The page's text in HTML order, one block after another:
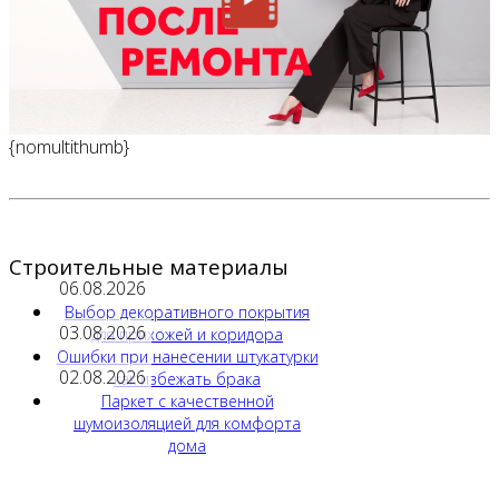
{nomultithumb}
Строительные материалы
06.08.2026
Выбор декоративного покрытия
для прихожей и коридора
03.08.2026
Ошибки при нанесении штукатурки
как избежать брака
02.08.2026
Паркет с качественной
шумоизоляцией для комфорта
дома